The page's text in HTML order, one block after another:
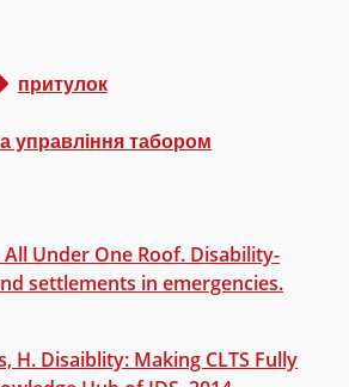
притулок
управління табором
All Under One Roof. Disability-
settlements in emergencies.
H. Disaiblity: Making CLTS Fully